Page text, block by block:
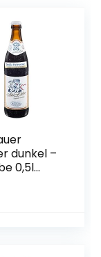
dunkel –
0,5l